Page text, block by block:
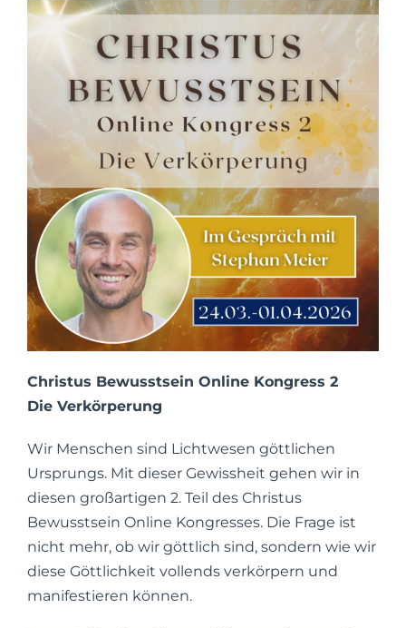
Christus Bewusstsein Online Kongress 2
Die Verkörperung
Wir Menschen sind Lichtwesen göttlichen
Ursprungs. Mit dieser Gewissheit gehen wir in
diesen großartigen 2. Teil des Christus
Bewusstsein Online Kongresses. Die Frage ist
nicht mehr, ob wir göttlich sind, sondern wie wir
diese Göttlichkeit vollends verkörpern und
manifestieren können.